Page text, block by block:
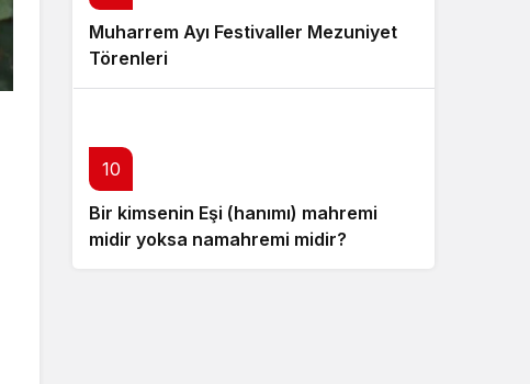
Muharrem Ayı Festivaller Mezuniyet
Törenleri
10
Bir kimsenin Eşi (hanımı) mahremi
midir yoksa namahremi midir?